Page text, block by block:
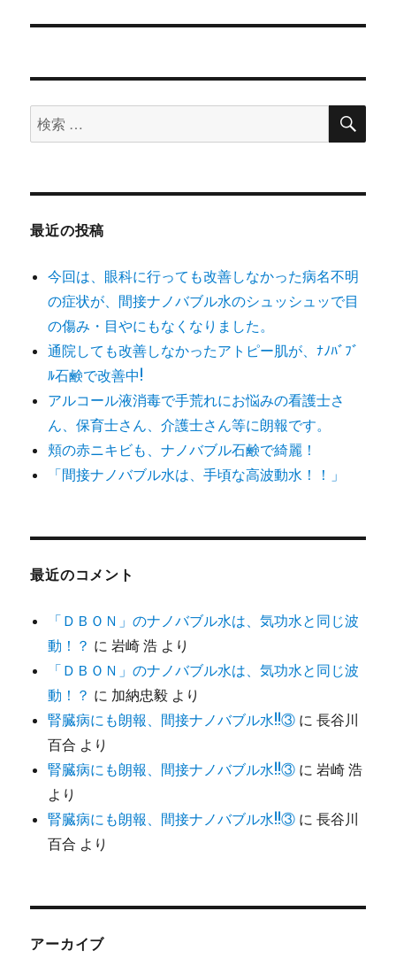
ン
稿:
検
索
象:
検
最近の投稿
今回は、眼科に行っても改善しなかった病名不明
の症状が、間接ナノバブル水のシュッシュッで目
の傷み・目やにもなくなりました。
通院しても改善しなかったアトピー肌が、ﾅﾉﾊﾞﾌﾞ
ﾙ石鹸で改善中!
アルコール液消毒で手荒れにお悩みの看護士さ
ん、保育士さん、介護士さん等に朗報です。
頬の赤ニキビも、ナノバブル石鹸で綺麗！
「間接ナノバブル水は、手頃な高波動水！！」
最近のコメント
「ＤＢＯＮ」のナノバブル水は、気功水と同じ波
動！？ に岩崎 浩 より
「ＤＢＯＮ」のナノバブル水は、気功水と同じ波
動！？ に 加納忠毅 より
腎臓病にも朗報、間接ナノバブル水!!③ に長谷川
百合 より
腎臓病にも朗報、間接ナノバブル水!!③ に岩崎 浩
より
腎臓病にも朗報、間接ナノバブル水!!③ に長谷川
百合 より
アーカイブ